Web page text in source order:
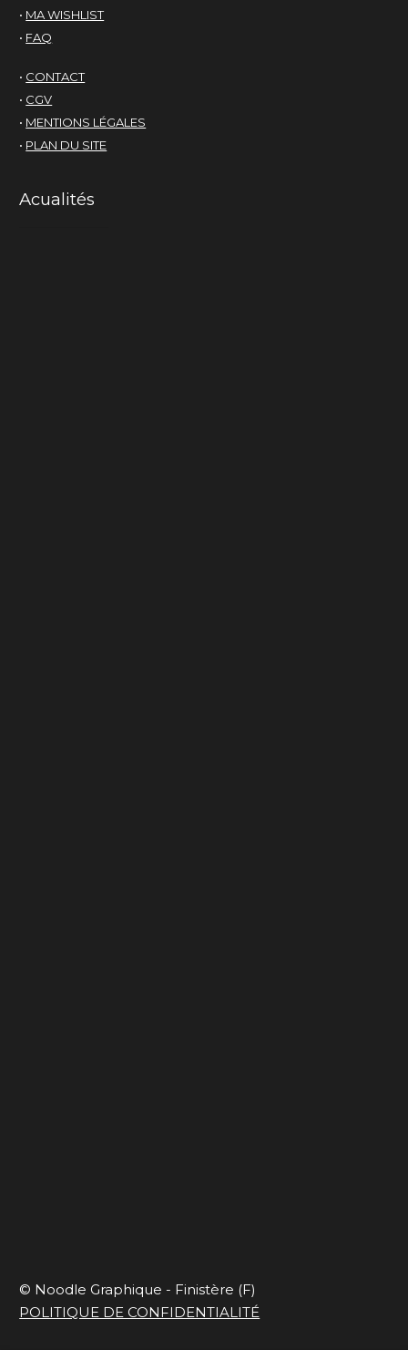
• MA WISHLIST
• FAQ
• CONTACT
• CGV
• MENTIONS LÉGALES
• PLAN DU SITE
Acualités
© Noodle Graphique - Finistère (F)
POLITIQUE DE CONFIDENTIALITÉ